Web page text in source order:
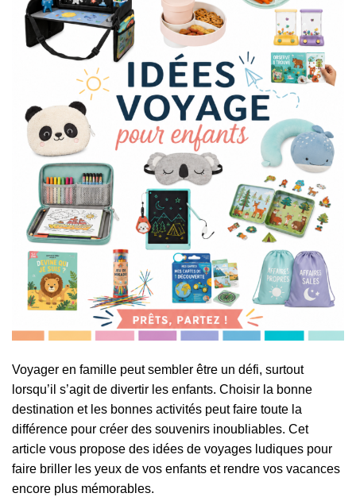
Voyager en famille peut sembler être un défi, surtout
lorsqu’il s’agit de divertir les enfants. Choisir la bonne
destination et les bonnes activités peut faire toute la
différence pour créer des souvenirs inoubliables. Cet
article vous propose des idées de voyages ludiques pour
faire briller les yeux de vos enfants et rendre vos vacances
encore plus mémorables.